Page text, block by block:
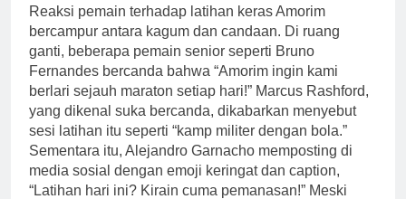
Reaksi pemain terhadap latihan keras Amorim
bercampur antara kagum dan candaan. Di ruang
ganti, beberapa pemain senior seperti Bruno
Fernandes bercanda bahwa “Amorim ingin kami
berlari sejauh maraton setiap hari!” Marcus Rashford,
yang dikenal suka bercanda, dikabarkan menyebut
sesi latihan itu seperti “kamp militer dengan bola.”
Sementara itu, Alejandro Garnacho memposting di
media sosial dengan emoji keringat dan caption,
“Latihan hari ini? Kirain cuma pemanasan!” Meski